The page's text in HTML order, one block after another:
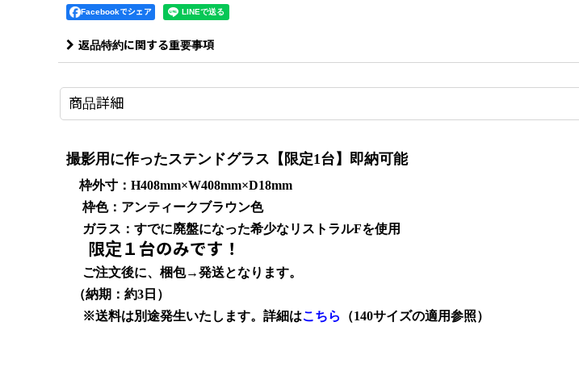
Facebookでシェア
返品特約に関する重要事項
商品詳細
撮影用に作ったステンドグラス【限定1台】即納可能
枠外寸：H408mm×W408mm×D18mm
枠色：アンティークブラウン色
ガラス：すでに廃盤になった希少なリストラルFを使用
限定１台のみです！
ご注文後に、梱包→発送となります。
（納期：約3日）
※送料は別途発生いたします。詳細はこちら （140サイズの適用参照）